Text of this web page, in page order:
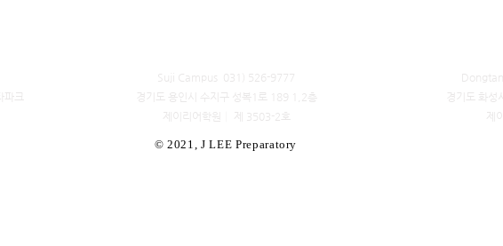
파크
Suji Campus 031) 526-9777
경기도 용인시 수지구 성복1로 189 1,2층
​제이리어학원│ 제 3503-2호
경기도 화성
제
© 2021, J LEE Preparatory